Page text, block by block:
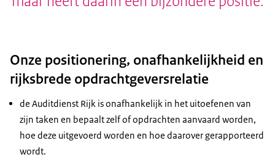
Onze positionering, onafhankelijkheid en
rijksbrede opdrachtgeversrelatie
de Auditdienst Rijk is onafhankelijk in het uitoefenen van
zijn taken en bepaalt zelf of opdrachten aanvaard worden,
hoe deze uitgevoerd worden en hoe daarover gerapporteerd
wordt.